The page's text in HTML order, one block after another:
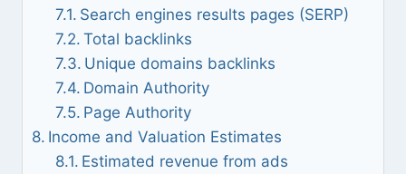
Search engines results pages (SERP)
Total backlinks
Unique domains backlinks
Domain Authority
Page Authority
Income and Valuation Estimates
Estimated revenue from ads